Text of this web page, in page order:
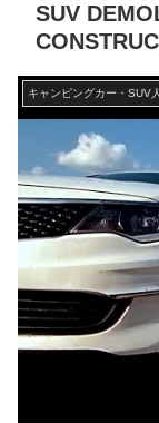
SUV
キャンピングカー・SUV